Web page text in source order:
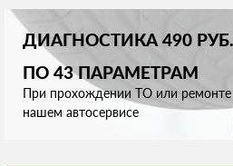
ДИАГНОСТИКА 490 РУБ.
ПО 43 ПАРАМЕТРАМ
При прохождении ТО или ремонте
нашем автосервисе